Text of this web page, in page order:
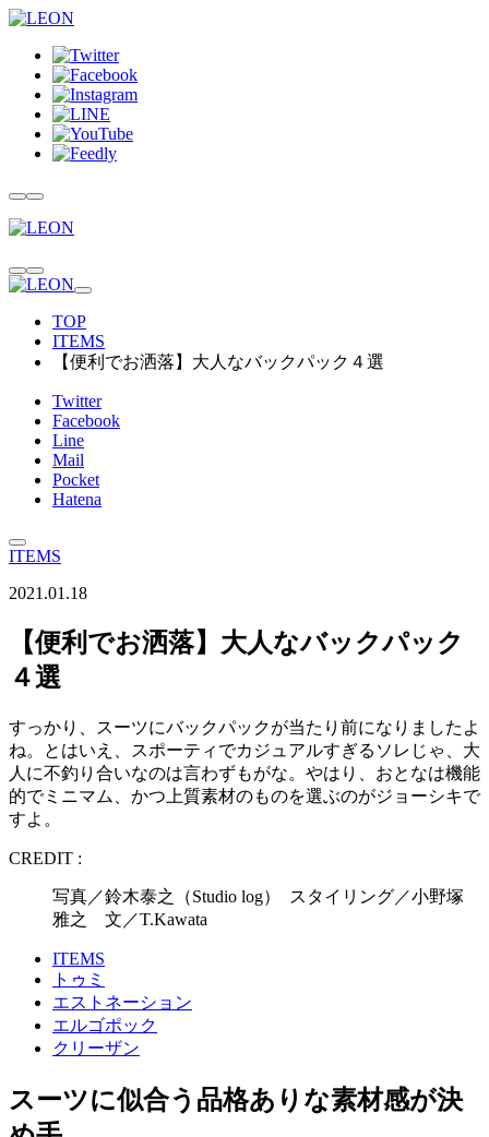
TOP
ITEMS
【便利でお洒落】大人なバックパック４選
Twitter
Facebook
Line
Mail
Pocket
Hatena
ITEMS
2021.01.18
【便利でお洒落】大人なバックパック
４選
すっかり、スーツにバックパックが当たり前になりましたよ
ね。とはいえ、スポーティでカジュアルすぎるソレじゃ、大
人に不釣り合いなのは言わずもがな。やはり、おとなは機能
的でミニマム、かつ上質素材のものを選ぶのがジョーシキで
すよ。
CREDIT :
写真／鈴木泰之（Studio log） スタイリング／小野塚
雅之 文／T.Kawata
ITEMS
トゥミ
エストネーション
エルゴポック
クリーザン
スーツに似合う品格ありな素材感が決